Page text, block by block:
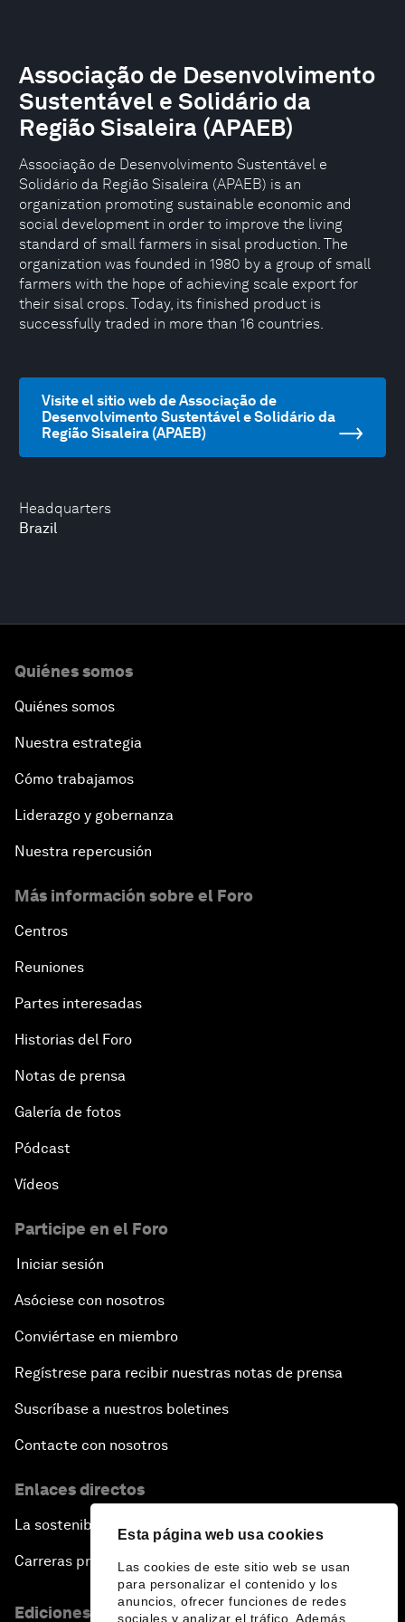
Esta página web usa cookies
Las cookies de este sitio web se usan
para personalizar el contenido y los
anuncios, ofrecer funciones de redes
sociales y analizar el tráfico. Además,
Headquarters
Brazil
Associação de Desenvolvimento
Sustentável e Solidário da
Região Sisaleira (APAEB)
Associação de Desenvolvimento Sustentável e
Solidário da Região Sisaleira (APAEB) is an
organization promoting sustainable economic and
social development in order to improve the living
standard of small farmers in sisal production. The
organization was founded in 1980 by a group of small
farmers with the hope of achieving scale export for
their sisal crops. Today, its finished product is
successfully traded in more than 16 countries.
Visite el sitio web de Associação de
Desenvolvimento Sustentável e Solidário da
Região Sisaleira (APAEB)
Quiénes somos
Quiénes somos
Nuestra estrategia
Cómo trabajamos
Liderazgo y gobernanza
Nuestra repercusión
Más información sobre el Foro
Centros
Reuniones
Partes interesadas
Historias del Foro
Notas de prensa
Galería de fotos
Pódcast
Vídeos
Participe en el Foro
Iniciar sesión
Asóciese con nosotros
Conviértase en miembro
Regístrese para recibir nuestras notas de prensa
Suscríbase a nuestros boletines
Contacte con nosotros
Enlaces directos
La sostenibilidad en el Foro
Carreras profesionales
Ediciones en otros idiomas